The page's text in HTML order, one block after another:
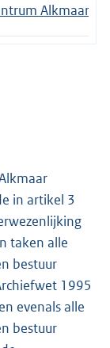
Alkmaar
in artikel 3
taken alle
bestuur
1995
evenals alle
bestuur